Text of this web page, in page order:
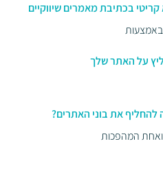
בכתיבת מאמרים שיווקיים
על האתר שלך
את בוני האתרים?
המהפכות